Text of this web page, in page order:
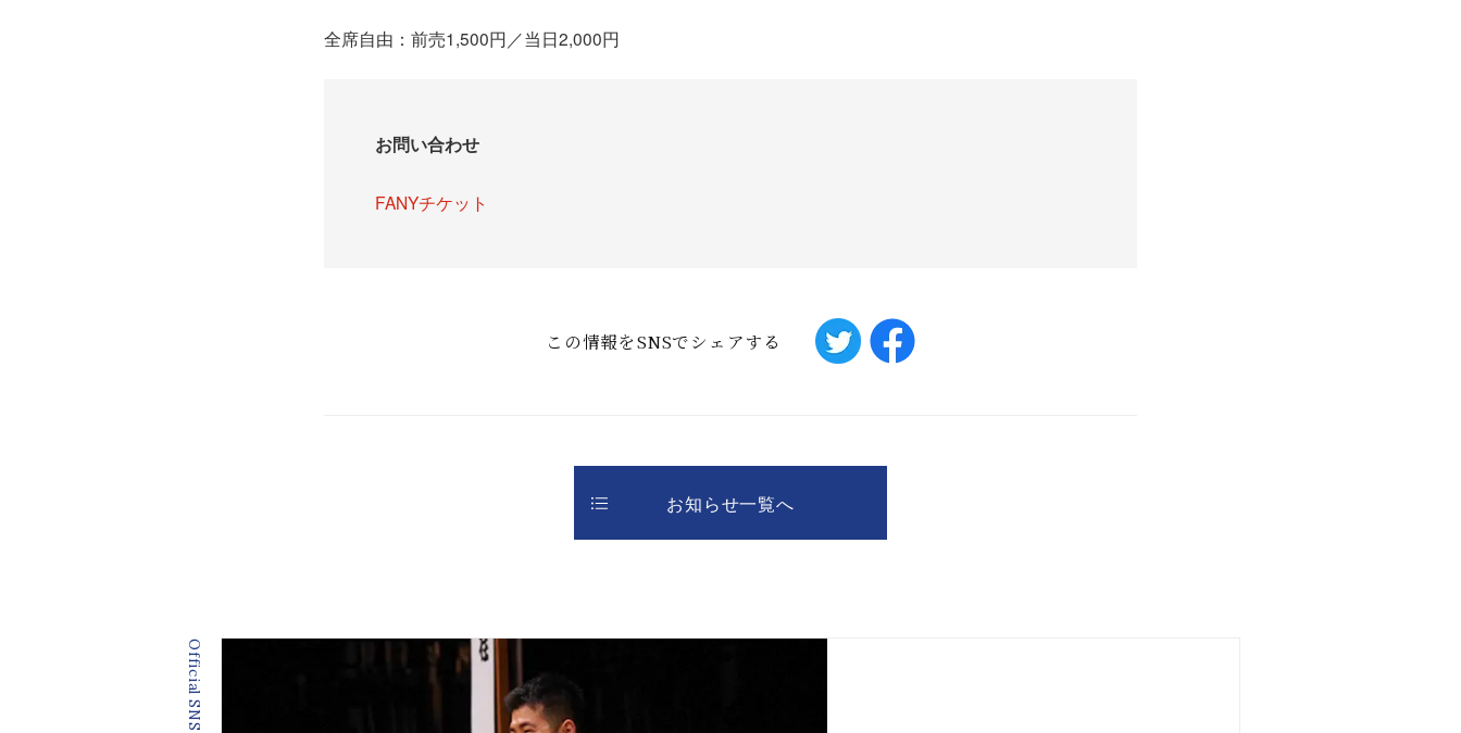
全席自由：前売1,500円／当日2,000円
お問い合わせ
FANYチケット
この情報をSNSでシェアする
お知らせ一覧へ
Official SNS